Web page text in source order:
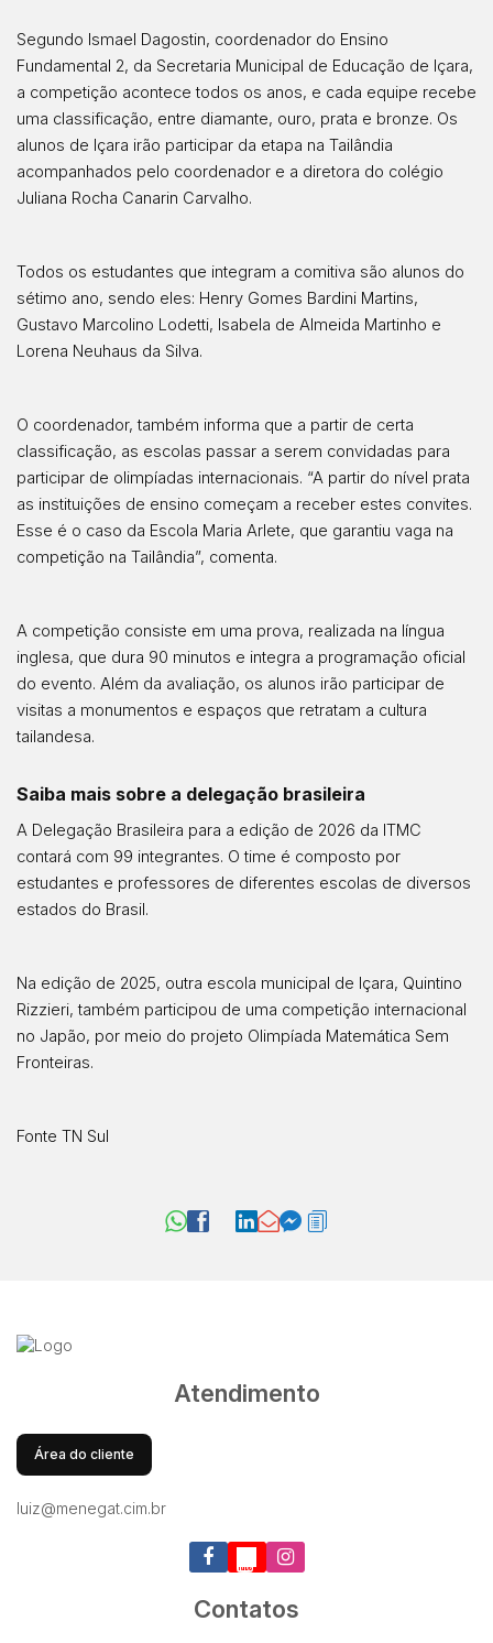
Segundo Ismael Dagostin, coordenador do Ensino
Fundamental 2, da Secretaria Municipal de Educação de Içara,
a competição acontece todos os anos, e cada equipe recebe
uma classificação, entre diamante, ouro, prata e bronze. Os
alunos de Içara irão participar da etapa na Tailândia
acompanhados pelo coordenador e a diretora do colégio
Juliana Rocha Canarin Carvalho.
Todos os estudantes que integram a comitiva são alunos do
sétimo ano, sendo eles: Henry Gomes Bardini Martins,
Gustavo Marcolino Lodetti, Isabela de Almeida Martinho e
Lorena Neuhaus da Silva.
O coordenador, também informa que a partir de certa
classificação, as escolas passar a serem convidadas para
participar de olimpíadas internacionais. “A partir do nível prata
as instituições de ensino começam a receber estes convites.
Esse é o caso da Escola Maria Arlete, que garantiu vaga na
competição na Tailândia”, comenta.
A competição consiste em uma prova, realizada na língua
inglesa, que dura 90 minutos e integra a programação oficial
do evento. Além da avaliação, os alunos irão participar de
visitas a monumentos e espaços que retratam a cultura
tailandesa.
Saiba mais sobre a delegação brasileira
A Delegação Brasileira para a edição de 2026 da ITMC
contará com 99 integrantes. O time é composto por
estudantes e professores de diferentes escolas de diversos
estados do Brasil.
Na edição de 2025, outra escola municipal de Içara, Quintino
Rizzieri, também participou de uma competição internacional
no Japão, por meio do projeto Olimpíada Matemática Sem
Fronteiras.
Fonte TN Sul
Atendimento
Área do cliente
luiz@menegat.cim.br
Contatos